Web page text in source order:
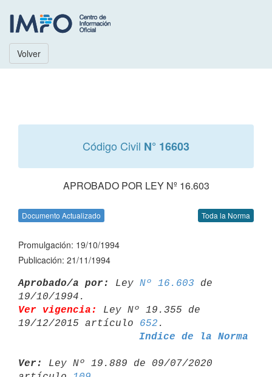
Volver
Código Civil N° 16603
APROBADO POR LEY Nº 16.603
Documento Actualizado Toda la Norma
Promulgación: 19/10/1994
Publicación: 21/11/1994
Aprobado/a por: Ley Nº 16.603 de
Ver vigencia:
Ley Nº 19.355 de
19/12/2015 artículo 652
Indice de la Norma
Ver:
Ley Nº 19.889 de 09/07/2020